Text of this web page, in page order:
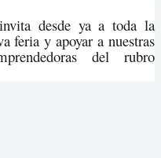
desde ya a toda la
feria y apoyar a nuestras
del rubro